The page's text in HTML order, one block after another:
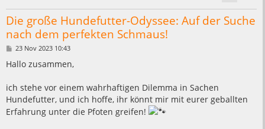
Die große Hundefutter-Odyssee: Auf der Suche
nach dem perfekten Schmaus!
B
i
a
g
23 Nov 2023 10:43
Hallo zusammen,
ich stehe vor einem wahrhaftigen Dilemma in Sachen
Hundefutter, und ich hoffe, ihr könnt mir mit eurer geballten
Erfahrung unter die Pfoten greifen!